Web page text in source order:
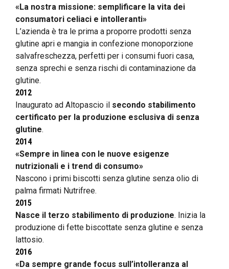
«La nostra missione: semplificare la vita dei
consumatori celiaci e intolleranti»
L’azienda è tra le prima a proporre prodotti senza
glutine apri e mangia in confezione monoporzione
salvafreschezza, perfetti per i consumi fuori casa,
senza sprechi e senza rischi di contaminazione da
glutine.
2012
Inaugurato ad Altopascio il secondo stabilimento
certificato per la produzione esclusiva di senza
glutine.
2014
«Sempre in linea con le nuove esigenze
nutrizionali e i trend di consumo»
Nascono i primi biscotti senza glutine senza olio di
palma firmati Nutrifree.
2015
Nasce il terzo stabilimento di produzione. Inizia la
produzione di fette biscottate senza glutine e senza
lattosio.
2016
«Da sempre grande focus sull’intolleranza al